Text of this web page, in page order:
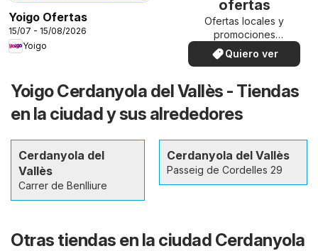
Yoigo Ofertas
15/07 - 15/08/2026
Yoigo
ofertas
Ofertas locales y
promociones
especiales.
Quiero ver
Yoigo Cerdanyola del Vallès - Tiendas
en la ciudad y sus alrededores
Cerdanyola del
Vallès
Carrer de Benlliure
Cerdanyola del Vallès
Passeig de Cordelles 29
Otras tiendas en la ciudad Cerdanyola